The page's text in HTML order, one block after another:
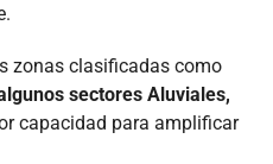
zonas clasificadas como
sectores Aluviales,
capacidad para amplificar